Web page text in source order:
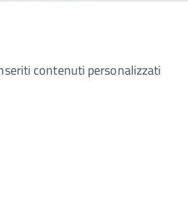
contenuti personalizzati